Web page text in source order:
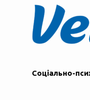
Соціально-